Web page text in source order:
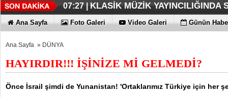
07:27 | KLASİK MÜZİK YAYINCILIĞINDA
07:17 |DÜZENLEMEYİ
07:12 |ERKEN TEŞHİS FITIKTA DA
06:33 |KAYIP RAKAMLARI BİLE
06:28 |EN İYİLER DEĞİL EN UYGUNLAR
06:23 |KOÇ GİBİ YATIRIM YAPTILAR
06:17 |DÖRT ŞİRKET DAHA!!!
06:13 |FUJİTSU'DAN YENİ RENK
Ana Sayfa Foto Galeri Video Galeri Günün
Ana Sayfa » DÜNYA
HAYIRDIR!!! İŞİNİZE Mİ GELMEDİ?
Önce İsrail şimdi de Yunanistan! 'Ortaklarımız Türkiye için her